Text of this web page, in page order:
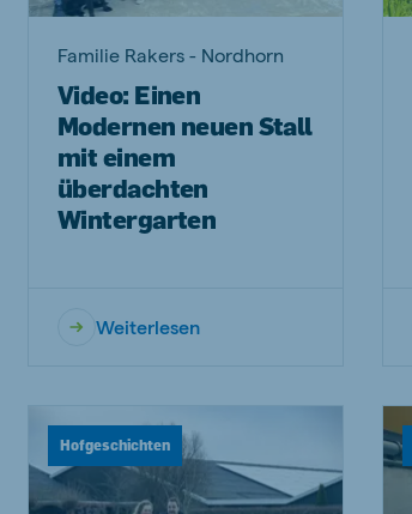
Familie Rakers - Nordhorn
Video: Einen
Modernen neuen Stall
mit einem
überdachten
Wintergarten
Weiterlesen
Hofgeschichten